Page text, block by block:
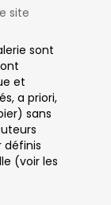
site
sont
et
a priori,
sans
définis
(voir les